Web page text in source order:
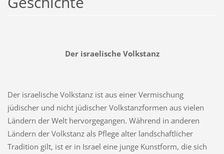
Der israelische Volkstanz
Der israelische Volkstanz ist aus einer Vermischung
jüdischer und nicht jüdischer Volkstanzformen aus vielen
Ländern der Welt hervorgegangen. Während in anderen
Ländern der Volkstanz als Pflege alter landschaftlicher
Tradition gilt, ist er in Israel eine junge Kunstform, die sich